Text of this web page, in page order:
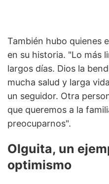
También hubo quienes
en su historia. "Lo más
largos días. Dios la
mucha salud y larga
un seguidor. Otra
que queremos a la
preocuparnos".
Olguita, un
optimismo